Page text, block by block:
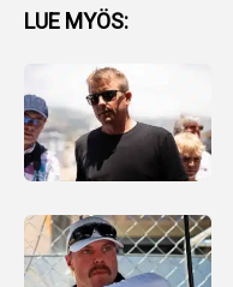
LUE MYÖS: